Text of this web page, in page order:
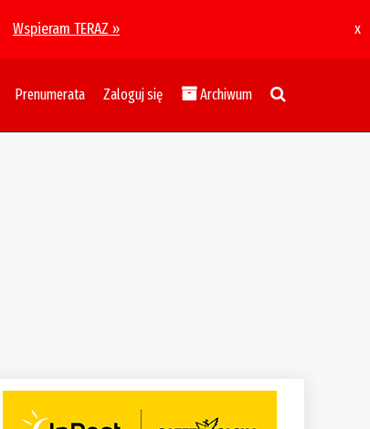
Wspieram TERAZ » x
Prenumerata Zaloguj się Archiwum